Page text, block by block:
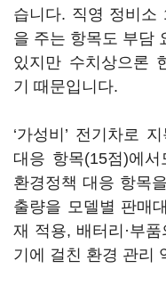
습니다. 직영 정비소
을 주는 항목도 부담
있지만 수치상으론
기 때문입니다.
‘가성비’ 전기차로
대응 항목(15점)에
환경정책 대응 항목
출량을 모델별 판매
재 적용, 배터리·부
기에 걸친 환경 관리